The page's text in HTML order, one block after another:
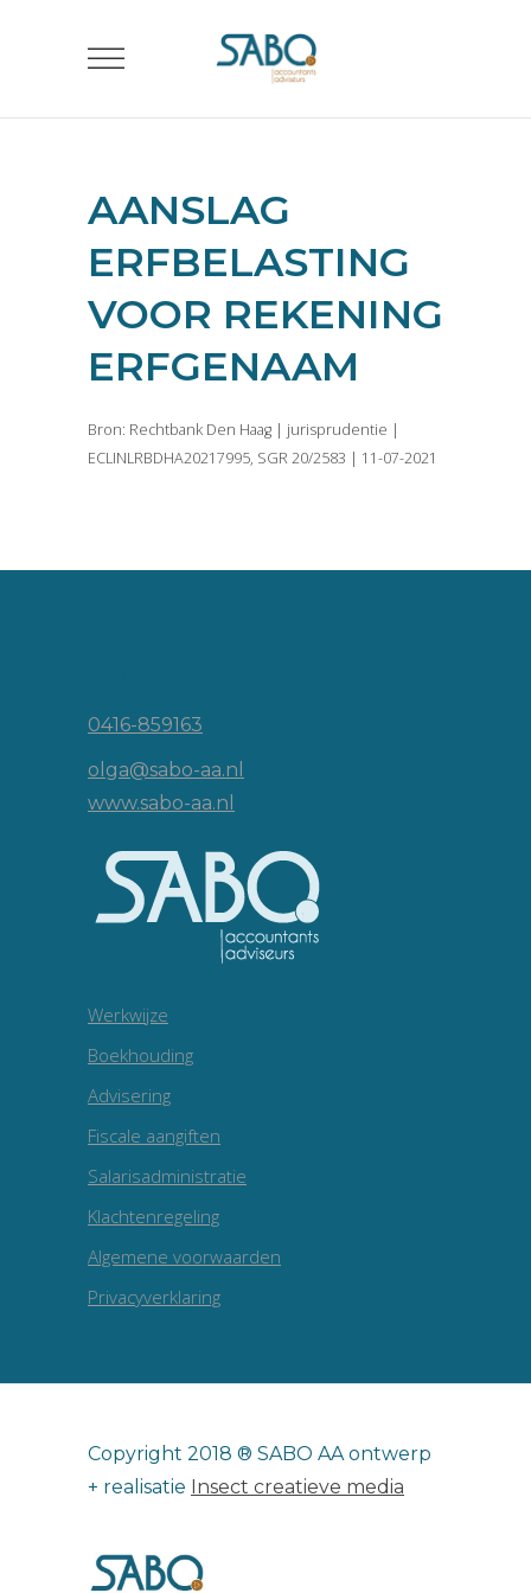
AANSLAG
ERFBELASTING
VOOR REKENING
ERFGENAAM
Bron: Rechtbank Den Haag | jurisprudentie |
ECLINLRBDHA20217995, SGR 20/2583 | 11-07-2021
0416-859163
olga@sabo-aa.nl
www.sabo-aa.nl
Werkwijze
Boekhouding
Advisering
Fiscale aangiften
Salarisadministratie
Klachtenregeling
Algemene voorwaarden
Privacyverklaring
Copyright 2018 ® SABO AA ontwerp
+ realisatie Insect creatieve media